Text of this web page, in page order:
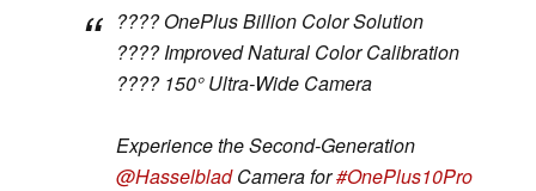
???? OnePlus Billion Color Solution
???? Improved Natural Color Calibration
???? 150° Ultra-Wide Camera
Experience the Second-Generation
@HasselbladCamera for#OnePlus10Pro